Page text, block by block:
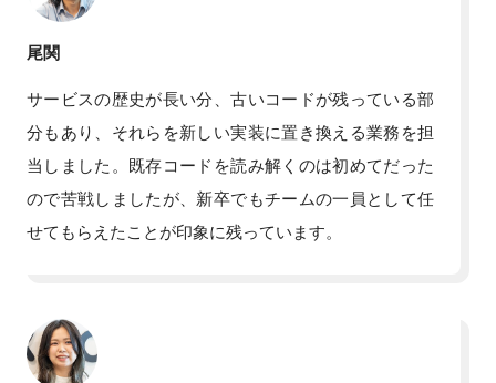
尾関
サービスの歴史が長い分、古いコードが残っている部
分もあり、それらを新しい実装に置き換える業務を担
当しました。既存コードを読み解くのは初めてだった
ので苦戦しましたが、新卒でもチームの一員として任
せてもらえたことが印象に残っています。